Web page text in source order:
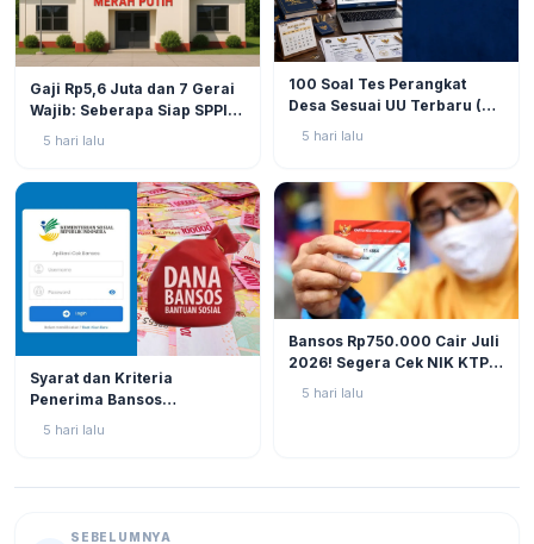
Gaji Rp5,6 Juta dan 7 Gerai
Wajib: Seberapa Siap SPPI
5 hari lalu
100 Soal Tes Perangkat
Desa Sesuai UU Terbaru (UU
No. 3 Tahun 2024 & PP No.
5 hari lalu
Syarat dan Kriteria
Penerima Bansos
5 hari lalu
Bansos Rp750.000 Cair Juli
2026! Segera Cek NIK KTP
5 hari lalu
SEBELUMNYA